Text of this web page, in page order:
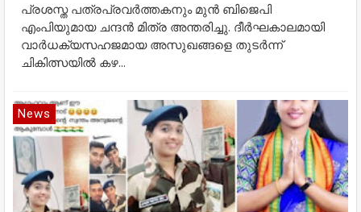
പ്രശസ്ത പത്രപ്രവർത്തകനും മുൻ ബിജെപി
എംപിയുമായ ചന്ദൻ മിത്ര അന്തരിച്ചു. ദീർഘകാലമായി
വാർധക്യസഹജമായ അസുഖങ്ങളെ തുടർന്ന്
ചികിത്സയിൽ കഴ...
News